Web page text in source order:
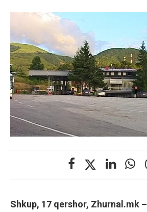
Shkup, 17 qershor, Zhurnal.mk –